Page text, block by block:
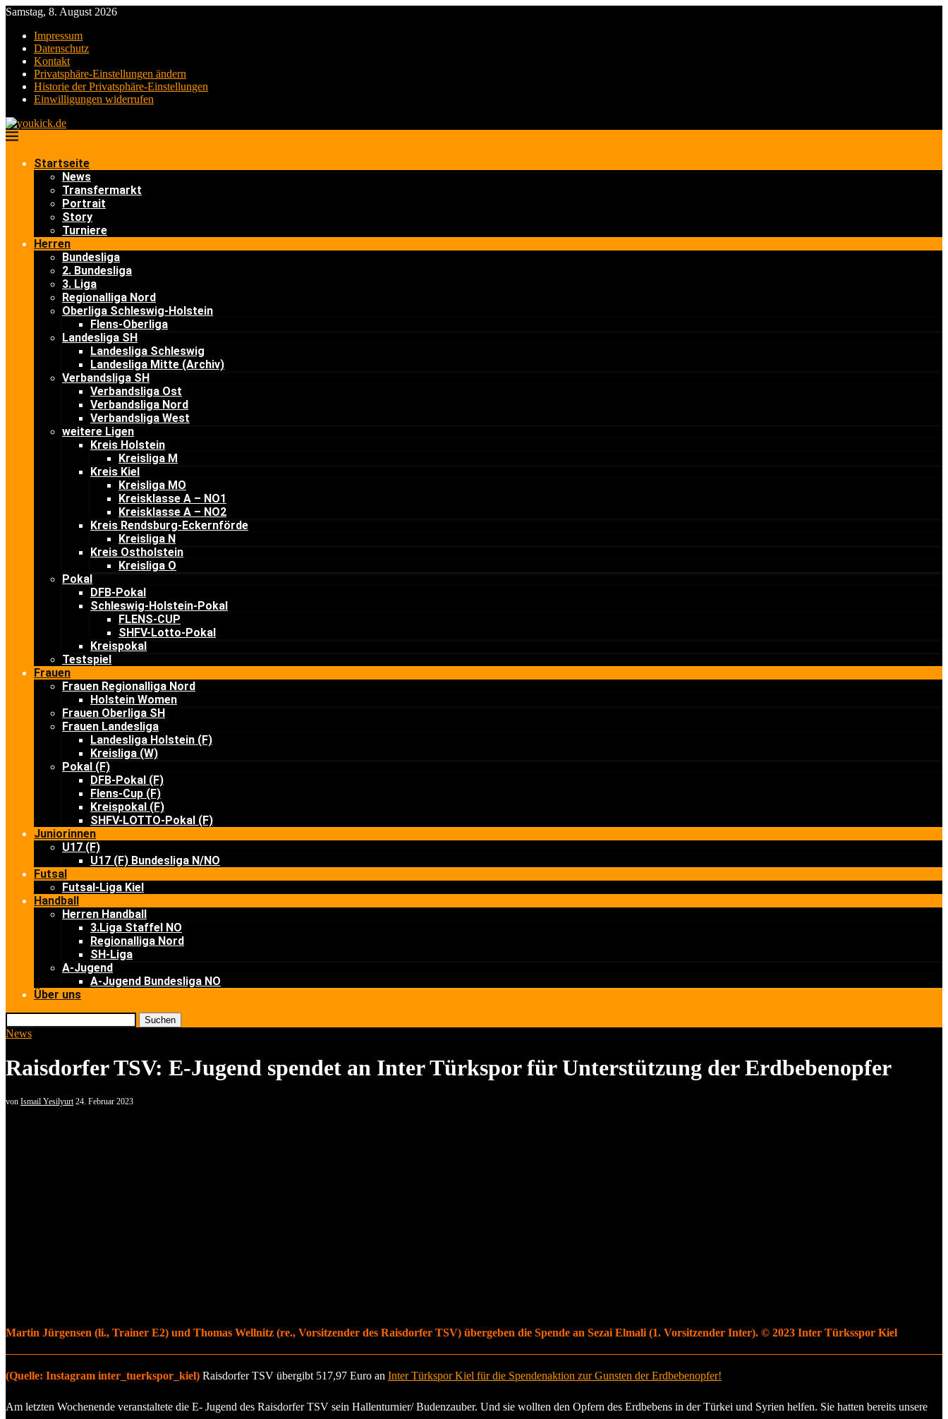
Samstag, 8. August 2026
Impressum
Datenschutz
Kontakt
Privatsphäre-Einstellungen ändern
Historie der Privatsphäre-Einstellungen
Einwilligungen widerrufen
Startseite
News
Transfermarkt
Portrait
Story
Turniere
Herren
Bundesliga
2. Bundesliga
3. Liga
Regionalliga Nord
Oberliga Schleswig-Holstein
Flens-Oberliga
Landesliga SH
Landesliga Schleswig
Landesliga Mitte (Archiv)
Verbandsliga SH
Verbandsliga Ost
Verbandsliga Nord
Verbandsliga West
weitere Ligen
Kreis Holstein
Kreisliga M
Kreis Kiel
Kreisliga MO
Kreisklasse A – NO1
Kreisklasse A – NO2
Kreis Rendsburg-Eckernförde
Kreisliga N
Kreis Ostholstein
Kreisliga O
Pokal
DFB-Pokal
Schleswig-Holstein-Pokal
FLENS-CUP
SHFV-Lotto-Pokal
Kreispokal
Testspiel
Frauen
Frauen Regionalliga Nord
Holstein Women
Frauen Oberliga SH
Frauen Landesliga
Landesliga Holstein (F)
Kreisliga (W)
Pokal (F)
DFB-Pokal (F)
Flens-Cup (F)
Kreispokal (F)
SHFV-LOTTO-Pokal (F)
Juniorinnen
U17 (F)
U17 (F) Bundesliga N/NO
Futsal
Futsal-Liga Kiel
Handball
Herren Handball
3.Liga Staffel NO
Regionalliga Nord
SH-Liga
A-Jugend
A-Jugend Bundesliga NO
Über uns
Suchen
News
Raisdorfer TSV: E-Jugend spendet an Inter Türkspor für Unterstützung der Erdbebenopfer
von Ismail Yesilyurt 24. Februar 2023
Martin Jürgensen (li., Trainer E2) und Thomas Wellnitz (re., Vorsitzender des Raisdorfer TSV) übergeben die Spende an Sezai Elmali (1. Vorsitzender Inter). © 2023 Inter Türksspor Kiel
(Quelle: Instagram inter_tuerkspor_kiel) Raisdorfer TSV übergibt 517,97 Euro an Inter Türkspor Kiel für die Spendenaktion zur Gunsten der Erdbebenopfer!
Am letzten Wochenende veranstaltete die E- Jugend des Raisdorfer TSV sein Hallenturnier/ Budenzauber. Und sie wollten den Opfern des Erdbebens in der Türkei und Syrien helfen. Sie hatten bereits unsere